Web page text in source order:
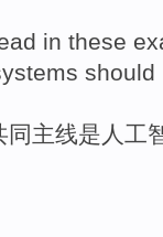
in these
should
同主线是 人工